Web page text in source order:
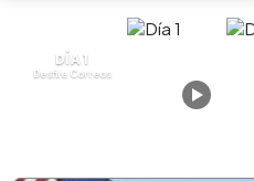
DÍA 1
Desfile Correos